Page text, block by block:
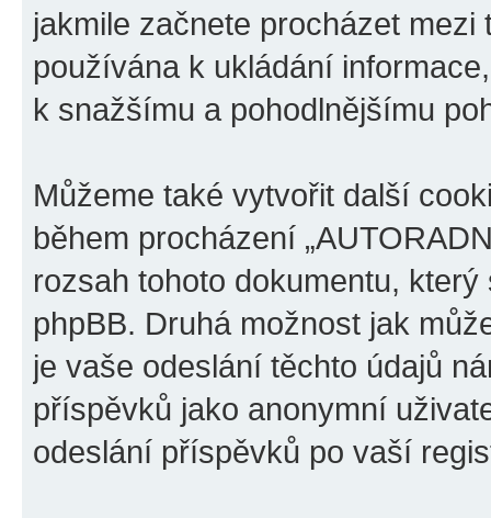
jakmile začnete procházet mezi
používána k ukládání
k snažšímu a pohodlnějšímu
Můžeme také vytvořit další
během procházení
rozsah tohoto dokumentu,
phpBB. Druhá možnost jak
je vaše odeslání těchto údajů
příspěvků jako anonymní
odeslání příspěvků po vaší